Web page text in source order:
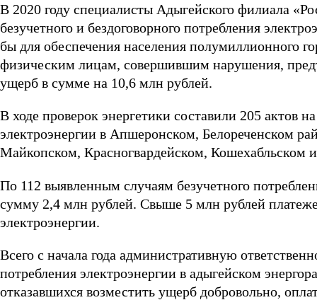
В 2020 году специалисты Адыгейского филиала
безучетного и бездоговорного потребления
бы для обеспечения населения полумиллионного
физическим лицам, совершившим нарушения,
ущерб в сумме на 10,6 млн рублей.
В ходе проверок энергетики составили 205 актов
электроэнергии в Апшеронском, Белореченском
Майкопском, Красногвардейском, Кошехабльском
По 112 выявленным случаям безучетного
сумму 2,4 млн рублей. Свыше 5 млн рублей
электроэнергии.
Всего с начала года административную
потребления электроэнергии в адыгейском
отказавшихся возместить ущерб добровольно,